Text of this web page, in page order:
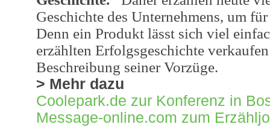
Geschichte des Unternehmens, um
Denn ein Produkt lässt sich viel
erzählten Erfolgsgeschichte
Beschreibung seiner Vorzüge.
> Mehr dazu
Coolepark.de zur Konferenz in
Message-online.com zum